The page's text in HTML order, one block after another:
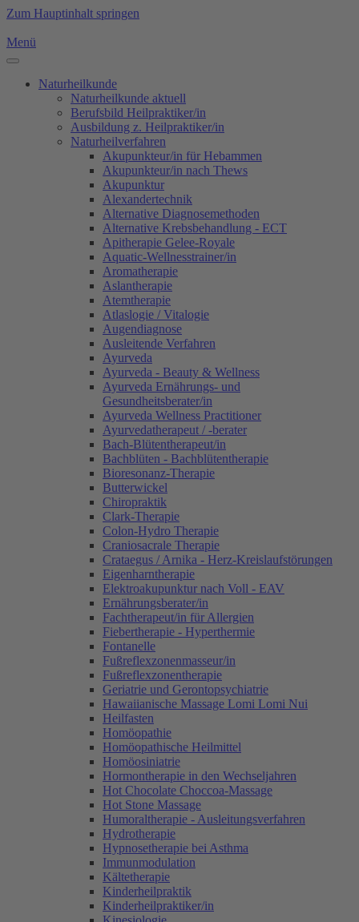
Zum Hauptinhalt springen
Menü
Naturheilkunde
Naturheilkunde aktuell
Berufsbild Heilpraktiker/in
Ausbildung z. Heilpraktiker/in
Naturheilverfahren
Akupunkteur/in für Hebammen
Akupunkteur/in nach Thews
Akupunktur
Alexandertechnik
Alternative Diagnosemethoden
Alternative Krebsbehandlung - ECT
Apitherapie Gelee-Royale
Aquatic-Wellnesstrainer/in
Aromatherapie
Aslantherapie
Atemtherapie
Atlaslogie / Vitalogie
Augendiagnose
Ausleitende Verfahren
Ayurveda
Ayurveda - Beauty & Wellness
Ayurveda Ernährungs- und
Gesundheitsberater/in
Ayurveda Wellness Practitioner
Ayurvedatherapeut / -berater
Bach-Blütentherapeut/in
Bachblüten - Bachblütentherapie
Bioresonanz-Therapie
Butterwickel
Chiropraktik
Clark-Therapie
Colon-Hydro Therapie
Craniosacrale Therapie
Crataegus / Arnika - Herz-Kreislaufstörungen
Eigenharntherapie
Elektroakupunktur nach Voll - EAV
Ernährungsberater/in
Fachtherapeut/in für Allergien
Fiebertherapie - Hyperthermie
Fontanelle
Fußreflexzonenmasseur/in
Fußreflexzonentherapie
Geriatrie und Gerontopsychiatrie
Hawaiianische Massage Lomi Lomi Nui
Heilfasten
Homöopathie
Homöopathische Heilmittel
Homöosiniatrie
Hormontherapie in den Wechseljahren
Hot Chocolate Choccoa-Massage
Hot Stone Massage
Humoraltherapie - Ausleitungsverfahren
Hydrotherapie
Hypnosetherapie bei Asthma
Immunmodulation
Kältetherapie
Kinderheilpraktik
Kinderheilpraktiker/in